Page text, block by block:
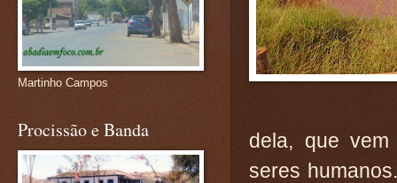
dela, que
seres
Martinho Campos
Procissão e Banda